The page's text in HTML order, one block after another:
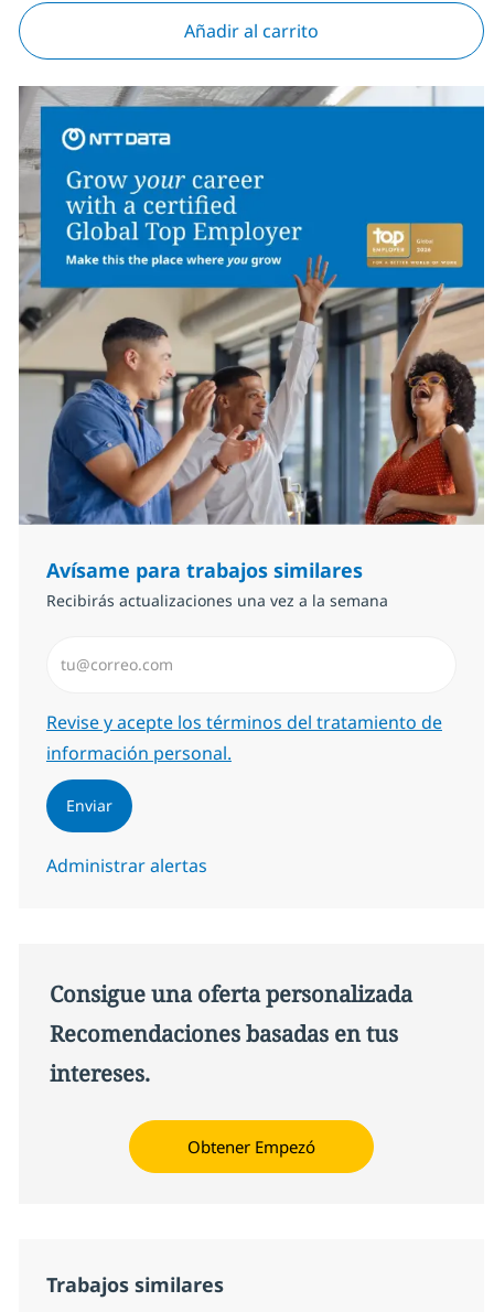
Añadir al carrito
Avísame para trabajos similares
Recibirás actualizaciones una vez a la semana
Required
Revise y acepte los términos del tratamiento de
información personal.
Enviar
Administrar alertas
Consigue una oferta personalizada
Recomendaciones basadas en tus
intereses.
Obtener Empezó
Trabajos similares